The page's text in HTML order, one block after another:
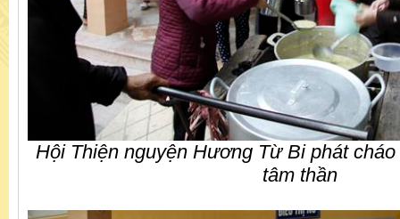
Hội Thiện nguyện Hương Từ Bi phát
tâm thần